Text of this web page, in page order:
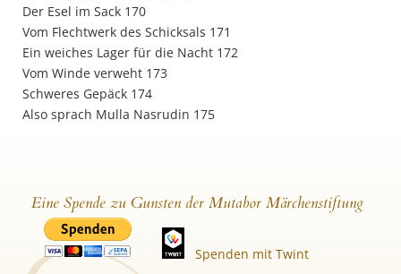
Der Esel im Sack 170
Vom Flechtwerk des Schicksals 171
Ein weiches Lager für die Nacht 172
Vom Winde verweht 173
Schweres Gepäck 174
Also sprach Mulla Nasrudin 175
Eine Spende zu Gunsten der Mutabor Märchenstiftung
Spenden mit Twint